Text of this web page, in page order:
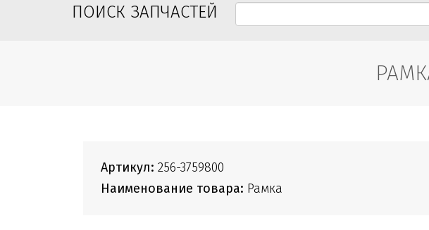
ПОИСК ЗАПЧАСТЕЙ
Артикул: 256-3759800
Наименование товара: Рамка